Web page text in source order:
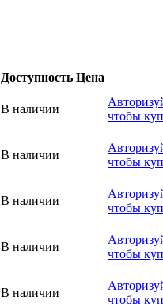
Доступность Цена
В наличии
чтобы
В наличии
чтобы
В наличии
чтобы
В наличии
чтобы
В наличии
чтобы